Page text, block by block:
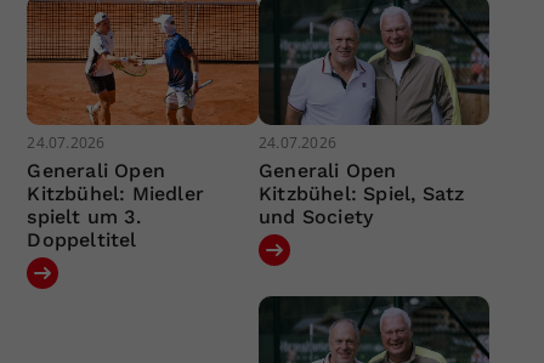
24.07.2026
Generali Open
Kitzbühel: Miedler
spielt um 3.
Doppeltitel
24.07.2026
Generali Open
Kitzbühel: Spiel, Satz
und Society